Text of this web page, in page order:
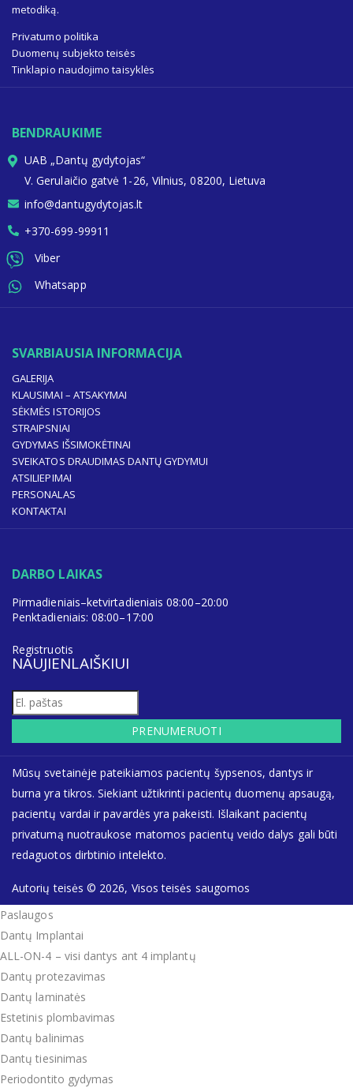
metodiką.
Privatumo politika
Duomenų subjekto teisės
Tinklapio naudojimo taisyklės
BENDRAUKIME
UAB „Dantų gydytojas“
V. Gerulaičio gatvė 1-26, Vilnius, 08200, Lietuva
info@dantugydytojas.lt
+370-699-99911
Viber
Whatsapp
SVARBIAUSIA INFORMACIJA
GALERIJA
KLAUSIMAI – ATSAKYMAI
SĖKMĖS ISTORIJOS
STRAIPSNIAI
GYDYMAS IŠSIMOKĖTINAI
SVEIKATOS DRAUDIMAS DANTŲ GYDYMUI
ATSILIEPIMAI
PERSONALAS
KONTAKTAI
DARBO LAIKAS
Pirmadieniais–ketvirtadieniais 08:00–20:00
Penktadieniais: 08:00–17:00
Registruotis
NAUJIENLAIŠKIUI
PRENUMERUOTI
Mūsų svetainėje pateikiamos pacientų šypsenos, dantys ir
burna yra tikros. Siekiant užtikrinti pacientų duomenų apsaugą,
pacientų vardai ir pavardės yra pakeisti. Išlaikant pacientų
privatumą nuotraukose matomos pacientų veido dalys gali būti
redaguotos dirbtinio intelekto.
Autorių teisės © 2026, Visos teisės saugomos
Paslaugos
Dantų Implantai
ALL-ON-4 – visi dantys ant 4 implantų
Dantų protezavimas
Dantų laminatės
Estetinis plombavimas
Dantų balinimas
Dantų tiesinimas
Periodontito gydymas